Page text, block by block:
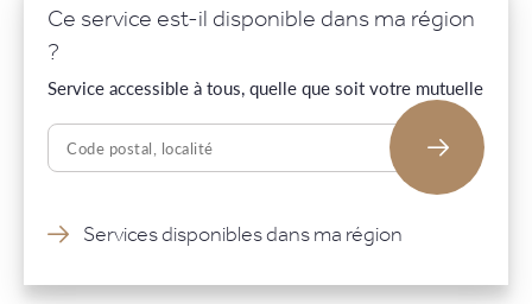
Ce service est-il disponible dans ma région
?
Service accessible à tous, quelle que soit votre mutuelle
Services disponibles dans ma région